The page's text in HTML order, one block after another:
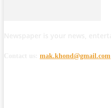
mak.khond@gmail.com